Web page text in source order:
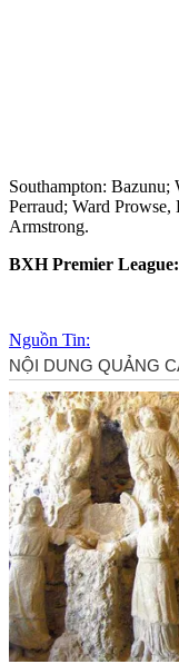
Southampton: Bazunu;
Perraud; Ward
Armstrong.
BXH Premier League:
Nguồn Tin: